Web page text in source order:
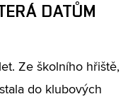
DATŮM
Ze školního hřiště,
do klubových